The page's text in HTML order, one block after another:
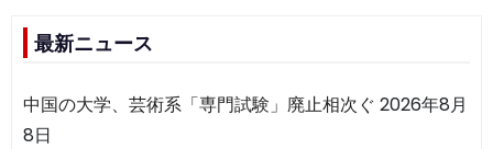
最新ニュース
中国の大学、芸術系「専門試験」廃止相次ぐ 2026年8月
8日